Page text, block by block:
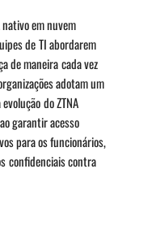
nativo em nuvem
de TI abordarem
de maneira cada vez
adotam um
do ZTNA
garantir acesso
para os funcionários,
confidenciais contra